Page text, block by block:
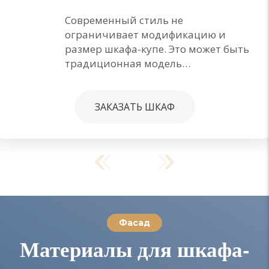
Современный стиль не
ограничивает модификацию и
размер шкафа-купе. Это может быть
традиционная модель…
ЗАКАЗАТЬ ШКАФ
Фасад
Материалы для шкафа-